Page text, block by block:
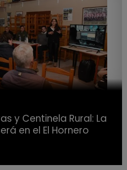
y Centinela Rural: La
en el El Hornero